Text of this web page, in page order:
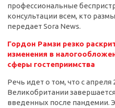
профессиональные
консультации всем, кто
передает Sora News.
Гордон Рамзи резко
изменения в
сферы гостеприимства
Речь идет о том, что с апреля
Великобритании
введенных после пандемии.